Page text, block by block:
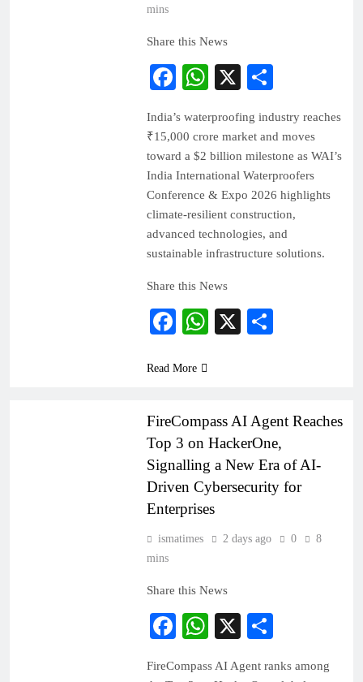
mins
Share this News
Facebook
WhatsApp
X
India’s waterproofing industry reaches
₹15,000 crore market and moves
toward a $2 billion milestone as WAI’s
India International Waterproofers
Conference & Expo 2026 highlights
climate-resilient construction,
advanced technologies, and
sustainable infrastructure solutions.
Share this News
Facebook
WhatsApp
X
Read More
FireCompass AI Agent Reaches
Top 3 on HackerOne,
Signalling a New Era of AI-
Driven Cybersecurity for
Enterprises
ismatimes 2 days ago 0
8
mins
Share this News
Facebook
WhatsApp
X
FireCompass AI Agent ranks among